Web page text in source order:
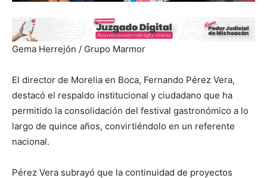
Gema Herrejón / Grupo Marmor
El director de Morelia en Boca, Fernando Pérez Vera,
destacó el respaldo institucional y ciudadano que ha
permitido la consolidación del festival gastronómico a lo
largo de quince años, convirtiéndolo en un referente
nacional.
Pérez Vera subrayó que la continuidad de proyectos